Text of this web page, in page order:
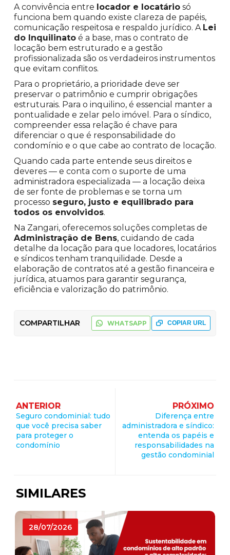
A convivência entre locador e locatáriosó
funciona bem quando existe clareza de papéis,
comunicação respeitosa e respaldo jurídico. A Lei
do Inquilinatoé a base, mas o contrato de
locação bem estruturado e a gestão
profissionalizada são os verdadeiros instrumentos
que evitam conflitos.
Para o proprietário, a prioridade deve ser
preservar o patrimônio e cumprir obrigações
estruturais. Para o inquilino, é essencial manter a
pontualidade e zelar pelo imóvel. Para o síndico,
compreender essa relação é chave para
diferenciar o que é responsabilidade do
condomínio e o que cabe ao contrato de locação.
Quando cada parte entende seus direitos e
deveres — e conta com o suporte de uma
administradora especializada — a locação deixa
de ser fonte de problemas e se torna um
processo seguro, justo e equilibrado para
todos os envolvidos.
Na Zangari, oferecemos soluções completas de
Administração de Bens, cuidando de cada
detalhe da locação para que locadores, locatários
e síndicos tenham tranquilidade. Desde a
elaboração de contratos até a gestão financeira e
jurídica, atuamos para garantir segurança,
eficiência e valorização do patrimônio.
COMPARTILHAR COPIAR URL
WHATSAPP
ANTERIOR
Seguro condominial: tudo
que você precisa saber
para proteger o
condomínio
PRÓXIMO
Diferença entre
administradora e síndico:
entenda os papéis e
responsabilidades na
gestão condominial
SIMILARES
28/07/2026